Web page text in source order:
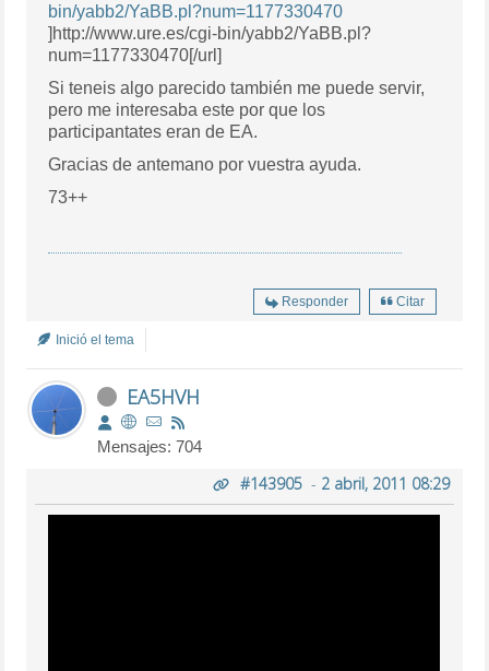
bin/yabb2/YaBB.pl?num=1177330470
]http://www.ure.es/cgi-bin/yabb2/YaBB.pl?
num=1177330470[/url]
Si teneis algo parecido también me puede servir,
pero me interesaba este por que los
participantates eran de EA.
Gracias de antemano por vuestra ayuda.
73++
Responder Citar
Inició el tema
EA5HVH
Mensajes: 704
#143905- 2 abril, 2011 08:29